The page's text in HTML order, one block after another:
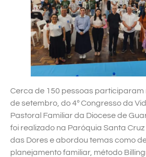
Cerca de 150 pessoas participaram
de setembro, do 4º Congresso da
Pastoral Familiar da Diocese de
foi realizado na Paróquia Santa
das Dores e abordou temas como
planejamento familiar, método